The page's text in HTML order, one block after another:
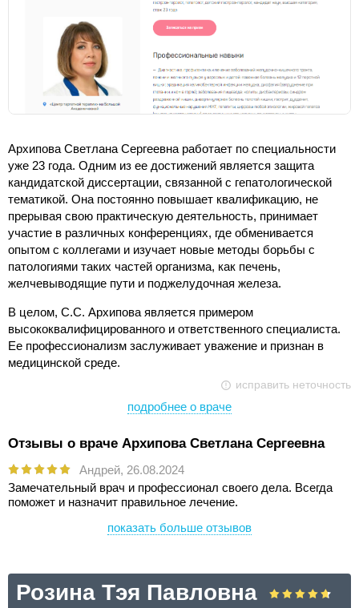
Архипова Светлана Сергеевна работает по специальности
уже 23 года. Одним из ее достижений является защита
кандидатской диссертации, связанной с гепатологической
тематикой. Она постоянно повышает квалификацию, не
прерывая свою практическую деятельность, принимает
участие в различных конференциях, где обменивается
опытом с коллегами и изучает новые методы борьбы с
патологиями таких частей организма, как печень,
желчевыводящие пути и поджелудочная железа.
В целом, С.С. Архипова является примером
высококвалифицированного и ответственного специалиста.
Ее профессионализм заслуживает уважение и признан в
медицинской среде.
исправить неточность
подробнее о враче
Отзывы о враче Архипова Светлана Сергеевна
Андрей, 26.08.2024
Замечательный врач и профессионал своего дела. Всегда
поможет и назначит правильное лечение.
показать больше отзывов
Розина Тэя Павловна